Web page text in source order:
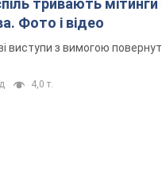
тривають
Фото і відео
виступи з вимогою
4,0 т.